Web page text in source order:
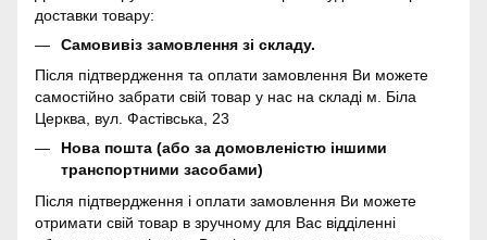
доставки товару:
Самовивіз замовлення зі складу.
Після підтвердження та оплати замовлення Ви можете
самостійно забрати свій товар у нас на складі м. Біла
Церква, вул. Фастівська, 23
Нова пошта (або за домовленістю іншими
транспортними засобами)
Після підтвердження і оплати замовлення Ви можете
отримати свій товар в зручному для Вас відділенні